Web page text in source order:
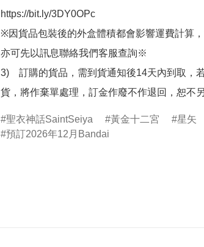
https://bit.ly/3DY0OPc
※因貨品包裝後的外盒體積都會影響運費計算
亦可先以訊息聯絡我們客服查詢※
3)　訂購的貨品，需到貨通知後14天內到取，
貨，將作棄單處理，訂金作廢不作退回，恕不另
聖衣神話SaintSeiya 黃金十二宮
星矢
預訂2026年12月Bandai